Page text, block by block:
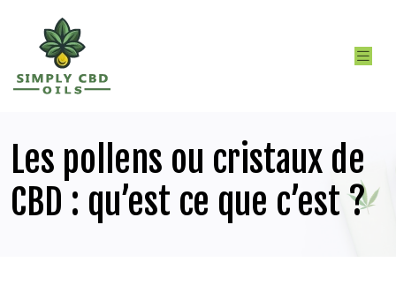
Les pollens ou cristaux de
CBD : qu’est ce que c’est ?